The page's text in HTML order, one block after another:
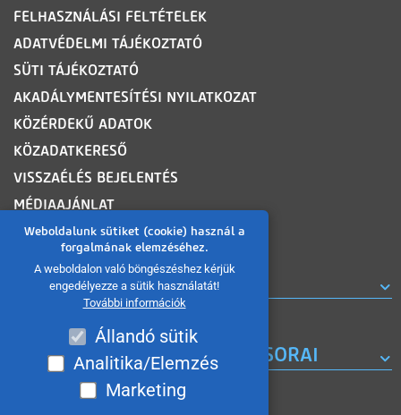
Weboldalunk sütiket (cookie) használ a
forgalmának elemzéséhez.
A weboldalon való böngészéshez kérjük
engedélyezze a sütik használatát!
További információk
Állandó sütik
Analitika/Elemzés
Marketing
FELHASZNÁLÁSI FELTÉTELEK
ADATVÉDELMI TÁJÉKOZTATÓ
SÜTI TÁJÉKOZTATÓ
AKADÁLYMENTESÍTÉSI NYILATKOZAT
KÖZÉRDEKŰ ADATOK
KÖZADATKERESŐ
VISSZAÉLÉS BEJELENTÉS
MÉDIAAJÁNLAT
OLDALTÉRKÉP
ROVATOK
A MISKOLC TV KORÁBBI MŰSORAI